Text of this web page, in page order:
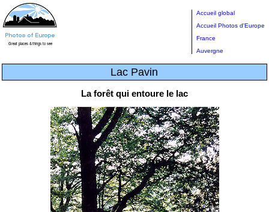
Accueil global
Accueil Photos d'Europe
France
Auvergne
Lac Pavin
La forêt qui entoure le lac